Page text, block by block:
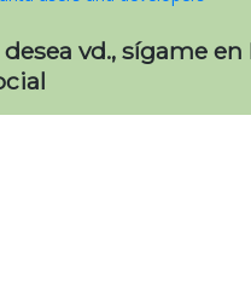
desea vd., sígame